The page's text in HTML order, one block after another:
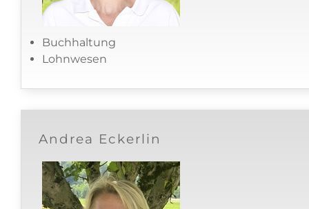
Buchhaltung
Lohnwesen
Andrea Eckerlin